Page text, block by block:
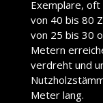
Exemplare,
von 40 bis 80
von 25 bis 30
Metern
verdreht und
Meter lang.